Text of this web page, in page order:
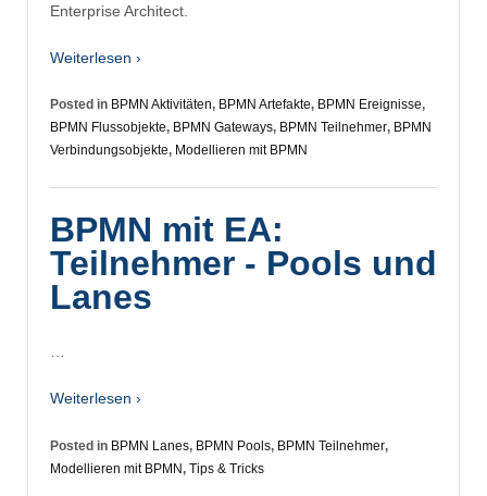
Enterprise Architect.
Weiterlesen ›
Posted in BPMN Aktivitäten, BPMN Artefakte, BPMN Ereignisse,
BPMN Flussobjekte, BPMN Gateways, BPMN Teilnehmer, BPMN
Verbindungsobjekte, Modellieren mit BPMN
BPMN mit EA:
Teilnehmer - Pools und
Lanes
Weiterlesen ›
Posted in BPMN Lanes, BPMN Pools, BPMN Teilnehmer,
Modellieren mit BPMN, Tips & Tricks